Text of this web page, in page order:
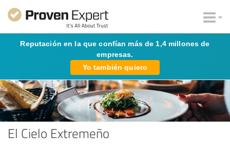
Reputación en la que confían más de 1,4 millones de
empresas.
Yo también quiero
El Cielo Extremeño